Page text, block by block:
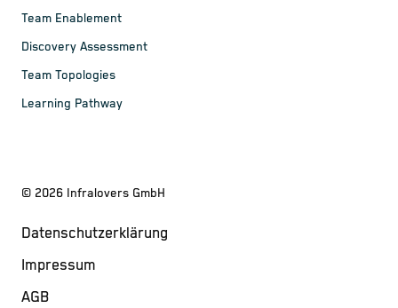
Team Enablement
Discovery Assessment
Team Topologies
Learning Pathway
© 2026 Infralovers GmbH
Datenschutzerklärung
Impressum
AGB